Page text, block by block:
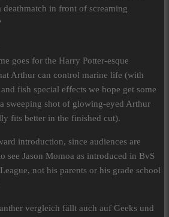
deathmatch in front of screaming
goes for the Harry Potter-esque
Arthur can control marine life (with
fish special effects we hope get some
sweeping shot of glowing-eyed Arthur
fits better in the finished cut).
introduction, since audiences are
see Jason Momoa as introduced in BvS
not his parents or his grade school
vergleich fällt auch auf Geeks und